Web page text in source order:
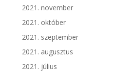
2021. november
2021. október
2021. szeptember
2021. augusztus
2021. július